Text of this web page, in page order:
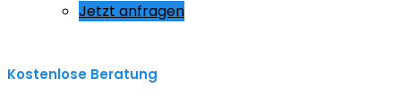
Jetzt anfragen
Kostenlose Beratung